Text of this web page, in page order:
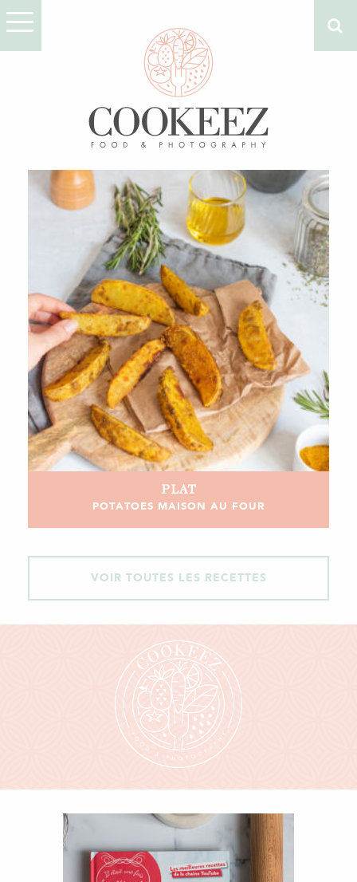
PLAT
POTATOES MAISON AU FOUR
VOIR TOUTES LES RECETTES